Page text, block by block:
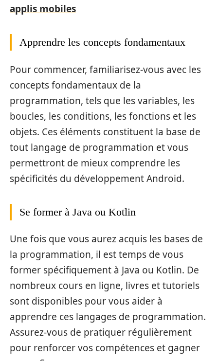
applis mobiles
Apprendre les concepts fondamentaux
Pour commencer, familiarisez-vous avec les
concepts fondamentaux de la
programmation, tels que les variables, les
boucles, les conditions, les fonctions et les
objets. Ces éléments constituent la base de
tout langage de programmation et vous
permettront de mieux comprendre les
spécificités du développement Android.
Se former à Java ou Kotlin
Une fois que vous aurez acquis les bases de
la programmation, il est temps de vous
former spécifiquement à Java ou Kotlin. De
nombreux cours en ligne, livres et tutoriels
sont disponibles pour vous aider à
apprendre ces langages de programmation.
Assurez-vous de pratiquer régulièrement
pour renforcer vos compétences et gagner